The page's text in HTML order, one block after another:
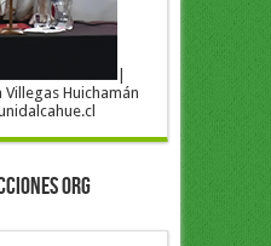
Huichamán
ORG